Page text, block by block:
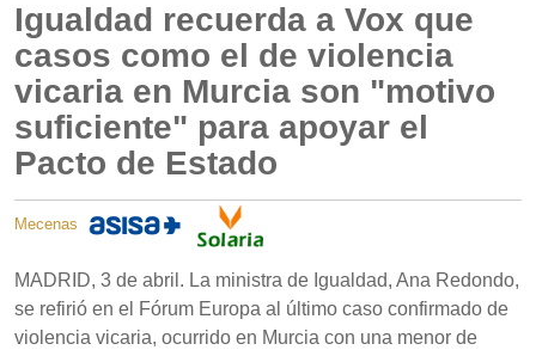
Igualdad recuerda a Vox que
casos como el de violencia
vicaria en Murcia son "motivo
suficiente" para apoyar el
Pacto de Estado
Mecenas
MADRID, 3 de abril. La ministra de Igualdad, Ana Redondo,
se refirió en el Fórum Europa al último caso confirmado de
violencia vicaria, ocurrido en Murcia con una menor de